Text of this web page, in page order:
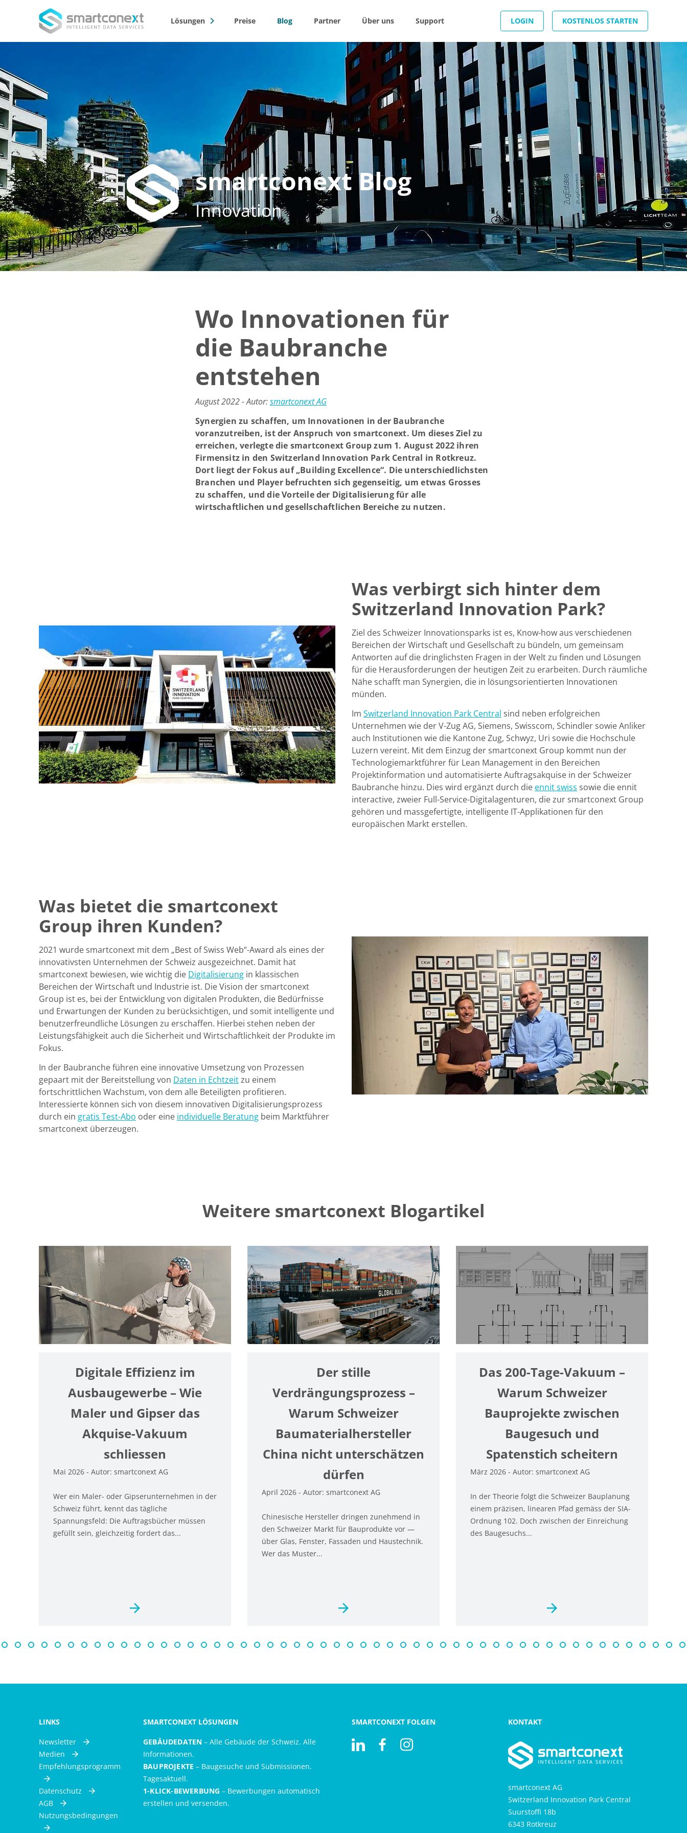
Lösungen
Bauprojekt-Alarm – PORTFOLIO ALERT
Direktmarketing – EASYMAILING
Gebäudedaten – BUILDINGDATA
Preise Blog Partner Über uns Support LOGIN KOSTENLOS STARTEN
smartconext Blog
Innovation
Wo Innovationen für
die Baubranche
entstehen
August 2022 - Autor:smartconext AG
Synergien zu schaffen, um Innovationen in der Baubranche
voranzutreiben, ist der Anspruch von smartconext. Um dieses Ziel zu
erreichen, verlegte die smartconext Group zum 1. August 2022 ihren
Firmensitz in den Switzerland Innovation Park Central in Rotkreuz.
Dort liegt der Fokus auf „Building Excellence“. Die unterschiedlichsten
Branchen und Player befruchten sich gegenseitig, um etwas Grosses
zu schaffen, und die Vorteile der Digitalisierung für alle
wirtschaftlichen und gesellschaftlichen Bereiche zu nutzen.
Was verbirgt sich hinter dem
Switzerland Innovation Park?
Ziel des Schweizer Innovationsparks ist es, Know-how aus verschiedenen
Bereichen der Wirtschaft und Gesellschaft zu bündeln, um gemeinsam
Antworten auf die dringlichsten Fragen in der Welt zu finden und Lösungen
für die Herausforderungen der heutigen Zeit zu erarbeiten. Durch räumliche
Nähe schafft man Synergien, die in lösungsorientierten Innovationen
münden.
Im Switzerland Innovation Park Central sind neben erfolgreichen
Unternehmen wie der V-Zug AG, Siemens, Swisscom, Schindler sowie Anliker
auch Institutionen wie die Kantone Zug, Schwyz, Uri sowie die Hochschule
Luzern vereint. Mit dem Einzug der smartconext Group kommt nun der
Technologiemarktführer für Lean Management in den Bereichen
Projektinformation und automatisierte Auftragsakquise in der Schweizer
Baubranche hinzu. Dies wird ergänzt durch die ennit swiss sowie die ennit
interactive, zweier Full-Service-Digitalagenturen, die zur smartconext Group
gehören und massgefertigte, intelligente IT-Applikationen für den
europäischen Markt erstellen.
Was bietet die smartconext
Group ihren Kunden?
2021 wurde smartconext mit dem „Best of Swiss Web“-Award als eines der
innovativsten Unternehmen der Schweiz ausgezeichnet. Damit hat
smartconext bewiesen, wie wichtig die Digitalisierung in klassischen
Bereichen der Wirtschaft und Industrie ist. Die Vision der smartconext
Group ist es, bei der Entwicklung von digitalen Produkten, die Bedürfnisse
und Erwartungen der Kunden zu berücksichtigen, und somit intelligente und
benutzerfreundliche Lösungen zu erschaffen. Hierbei stehen neben der
Leistungsfähigkeit auch die Sicherheit und Wirtschaftlichkeit der Produkte im
Fokus.
In der Baubranche führen eine innovative Umsetzung von Prozessen
gepaart mit der Bereitstellung von Daten in Echtzeitzu einem
fortschrittlichen Wachstum, von dem alle Beteiligten profitieren.
Interessierte können sich von diesem innovativen Digitalisierungsprozess
durch ein gratis Test-Abo oder eine individuelle Beratung beim Marktführer
smartconext überzeugen.
Weitere smartconext Blogartikel
Digitale Effizienz im
Ausbaugewerbe – Wie
Maler und Gipser das
Akquise-Vakuum
schliessen
Mai 2026 - Autor: smartconext AG
Wer ein Maler- oder Gipserunternehmen in der
Schweiz führt, kennt das tägliche
Spannungsfeld: Die Auftragsbücher müssen
gefüllt sein, gleichzeitig fordert das...
Der stille
Verdrängungsprozess –
Warum Schweizer
Baumaterialhersteller
China nicht unterschätzen
dürfen
April 2026 - Autor: smartconext AG
Chinesische Hersteller dringen zunehmend in
den Schweizer Markt für Bauprodukte vor —
über Glas, Fenster, Fassaden und Haustechnik.
Wer das Muster...
Das 200-Tage-Vakuum –
Warum Schweizer
Bauprojekte zwischen
Baugesuch und
Spatenstich scheitern
März 2026 - Autor: smartconext AG
In der Theorie folgt die Schweizer Bauplanung
einem präzisen, linearen Pfad gemäss der SIA-
Ordnung 102. Doch zwischen der Einreichung
des Baugesuchs...
LINKS
Newsletter
Medien
Empfehlungsprogramm
Datenschutz
AGB
Nutzungsbedingungen
SMARTCONEXT LÖSUNGEN
GEBÄUDEDATEN – Alle Gebäude der Schweiz. Alle
Informationen.
BAUPROJEKTE – Baugesuche und Submissionen.
Tagesaktuell.
1-KLICK-BEWERBUNG – Bewerbungen automatisch
erstellen und versenden.
SMARTCONEXT FOLGEN KONTAKT
smartconext AG
Switzerland Innovation Park Central
Suurstoffi 18b
6343 Rotkreuz